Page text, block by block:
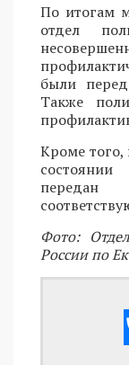
По итогам
отдел
были
Также
Кроме
Фото:
России по